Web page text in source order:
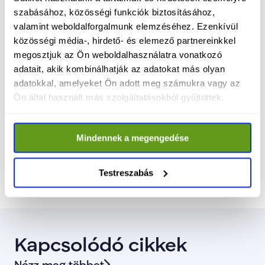
szabásához, közösségi funkciók biztosításához,
valamint weboldalforgalmunk elemzéséhez. Ezenkívül
közösségi média-, hirdető- és elemező partnereinkkel
megosztjuk az Ön weboldalhasználatra vonatkozó
adatait, akik kombinálhatják az adatokat más olyan
adatokkal, amelyeket Ön adott meg számukra vagy az
Ön által használt más szolgáltatásokból gyűjtöttek.
Mindennek a megengedése
Testreszabás
nehézségekből.
Az üzenet minden állomáson egyértelmű: a
változás csak közös munkával érhető el. A
TISZA gazdasági programja nem elméleti
konstrukció, hanem az emberek mindennapi
A cél világos – és az időpont is: április 12-én
rendszert váltunk.
Kapcsolódó cikkek